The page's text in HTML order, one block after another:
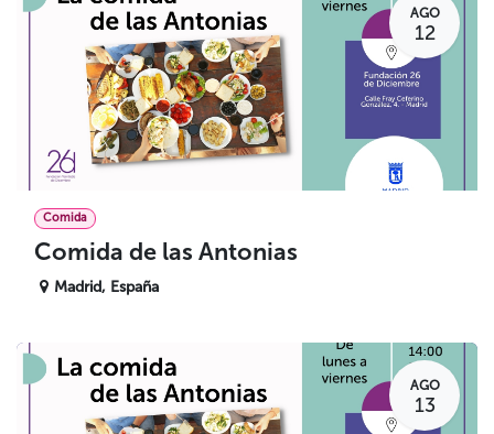
AGO
12
Comida
Comida de las Antonias
Madrid, España
AGO
13